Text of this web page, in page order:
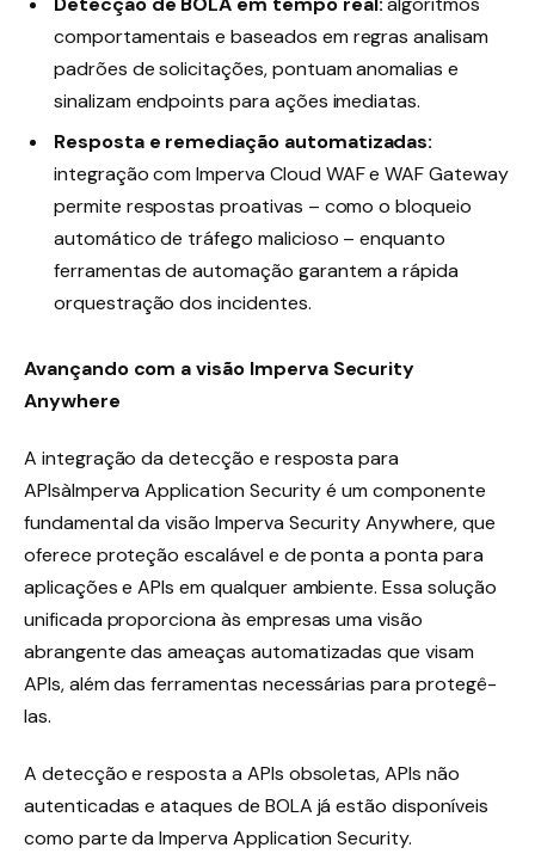
comportamentais e baseados em regras analisam
padrões de solicitações, pontuam anomalias e
sinalizam endpoints para ações imediatas.
Resposta e remediação automatizadas:
integração com Imperva Cloud WAF e WAF Gateway
permite respostas proativas – como o bloqueio
automático de tráfego malicioso – enquanto
ferramentas de automação garantem a rápida
orquestração dos incidentes.
Avançando com a visão Imperva Security
Anywhere
A integração da detecção e resposta para
APIsàImperva Application Security é um componente
fundamental da visão Imperva Security Anywhere, que
oferece proteção escalável e de ponta a ponta para
aplicações e APIs em qualquer ambiente. Essa solução
unificada proporciona às empresas uma visão
abrangente das ameaças automatizadas que visam
APIs, além das ferramentas necessárias para protegê-
las.
A detecção e resposta a APIs obsoletas, APIs não
autenticadas e ataques de BOLA já estão disponíveis
como parte da Imperva Application Security.